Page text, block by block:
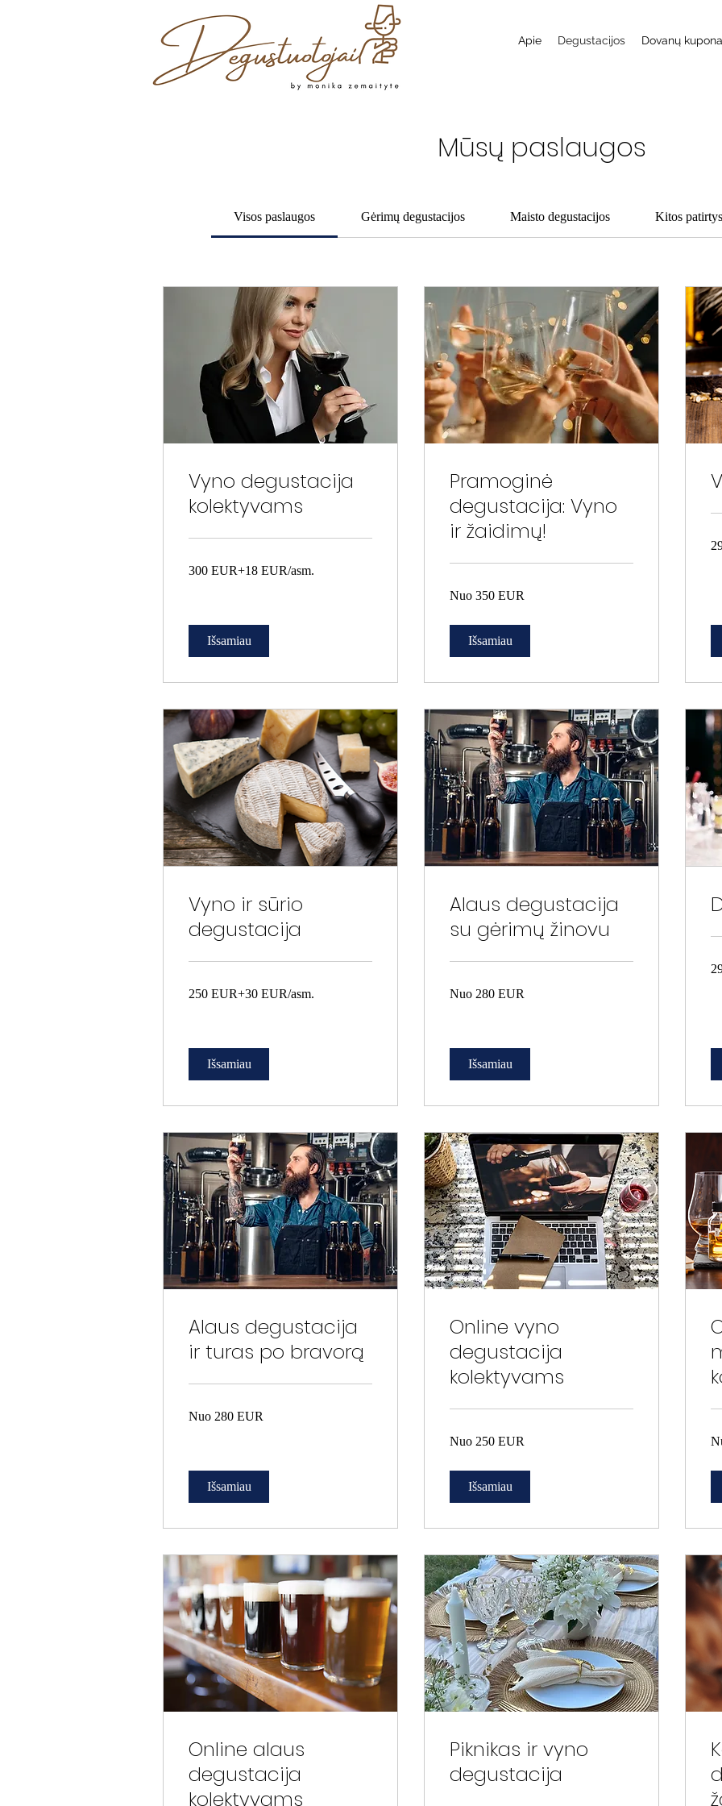
Apie Degustacijos Dovanų
Mūsų paslaugos
Visos paslaugos Gėrimų degustacijos Maisto degustacijos Kitos patirtys
Vyno degustacija
kolektyvams
EUR+18
300 EUR+18 EUR/asm.
Išsamiau
Pramoginė
degustacija: Vyno
ir žaidimų!
350
Nuo 350 EUR
Išsamiau
Vyno ir sūrio
degustacija
EUR+30
250 EUR+30 EUR/asm.
Išsamiau
Alaus degustacija
su gėrimų žinovu
280
Nuo 280 EUR
Išsamiau
Alaus degustacija
ir turas po bravorą
280
Nuo 280 EUR
Išsamiau
Online vyno
degustacija
kolektyvams
250
Nuo 250 EUR
Išsamiau
Online alaus
degustacija
kolektyvams
Piknikas ir vyno
degustacija